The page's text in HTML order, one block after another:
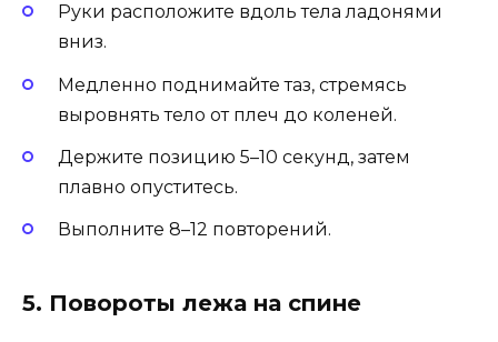
Руки расположите вдоль тела ладонями
вниз.
Медленно поднимайте таз, стремясь
выровнять тело от плеч до коленей.
Держите позицию 5–10 секунд, затем
плавно опуститесь.
Выполните 8–12 повторений.
5. Повороты лежа на спине